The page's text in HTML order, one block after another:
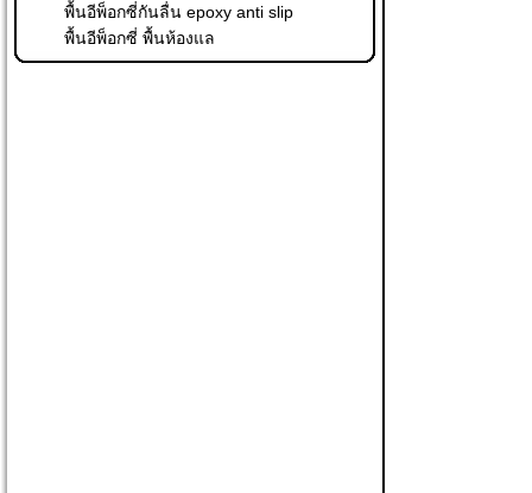
พื้นอีพ็อกซี่กันลื่น epoxy anti slip
พื้นอีพ็อกซี่ พื้นห้องแล